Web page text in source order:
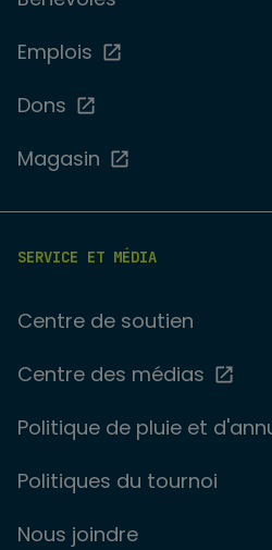
Emplois
Dons
Magasin
SERVICE ET MÉDIA
Centre de soutien
Centre des médias
Politique de pluie et
Politiques du tournoi
Nous joindre